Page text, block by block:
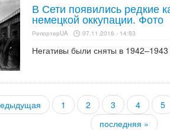
В Сети появились редкие
немецкой оккупации. Фото
РепортерUA 07.11.2016 - 14:53
Негативы были сняты в 1942–1943
1 2 3 4
5
последняя »